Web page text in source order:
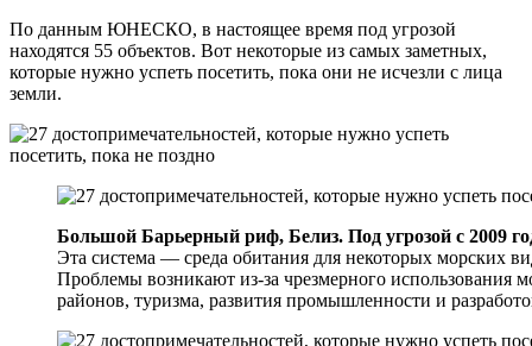
По данным ЮНЕСКО, в настоящее время под угрозой
находятся 55 объектов. Вот некоторые из самых заметных,
которые нужно успеть посетить, пока они не исчезли с лица
земли.
Большой Барьерный риф, Белиз. Под угрозой с 2009
Эта система — среда обитания для некоторых морских
Проблемы возникают из-за чрезмерного использования
районов, туризма, развития промышленности и